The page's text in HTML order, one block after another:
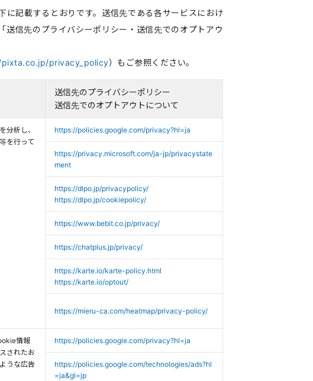
記載するとおりです。送信先である各サービスにおけ
信先のプライバシーポリシー・送信先でのオプトアウ
privacy_policy）もご参照ください。
送信先のプライバシーポリシー
送信先でのオプトアウトについて
分析し、
を行って
https://policies.google.com/privacy?hl=ja
https://privacy.microsoft.com/ja-jp/privacystate
ment
https://dlpo.jp/privacypolicy/
https://dlpo.jp/cookiepolicy/
https://www.bebit.co.jp/privacy/
https://chatplus.jp/privacy/
https://karte.io/karte-policy.html
https://karte.io/optout/
https://mieru-ca.com/heatmap/privacy-policy/
情報
されたお
うな広告
https://policies.google.com/privacy?hl=ja
https://policies.google.com/technologies/ads?hl
=ja&gl=jp